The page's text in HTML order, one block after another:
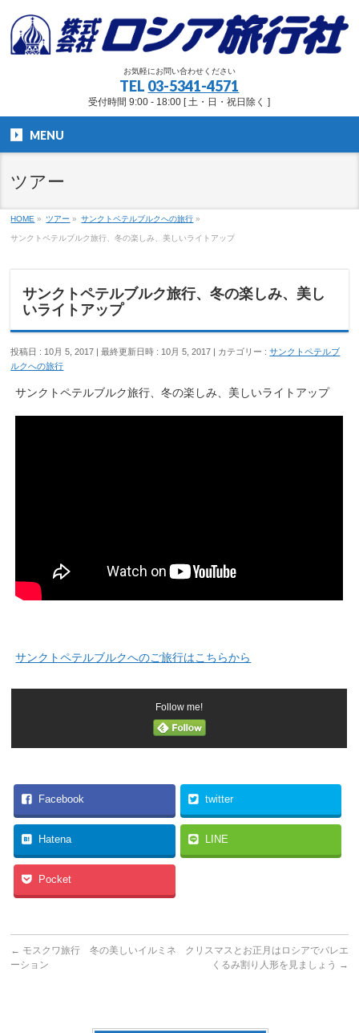
お気軽にお問い合わせください
TEL 03-5341-4571
受付時間 9:00 - 18:00 [ 土・日・祝日除く ]
MENU
ツアー
HOME » ツアー » サンクトペテルブルクへの旅行 »
サンクトペテルブルク旅行、冬の楽しみ、美しいライトアップ
サンクトペテルブルク旅行、冬の楽しみ、美し
いライトアップ
投稿日 : 10月 5, 2017 最終更新日時 : 10月 5, 2017 カテゴリー :サンクトペテルブ
ルクへの旅行
サンクトペテルブルク旅行、冬の楽しみ、美しいライトアップ
サンクトペテルブルクへのご旅行はこちらから
Follow me!
Facebook twitter
Hatena LINE
Pocket
← モスクワ旅行 冬の美しいイルミネ
ーション
クリスマスとお正月はロシアでバレエ
くるみ割り人形を見ましょう →